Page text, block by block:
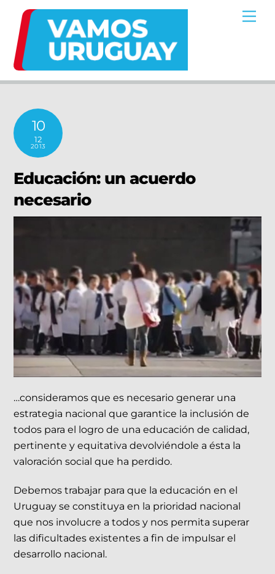
content
10
12
2013
Educación: un acuerdo
necesario
…consideramos que es necesario generar una
estrategia nacional que garantice la inclusión de
todos para el logro de una educación de calidad,
pertinente y equitativa devolviéndole a ésta la
valoración social que ha perdido.
Debemos trabajar para que la educación en el
Uruguay se constituya en la prioridad nacional
que nos involucre a todos y nos permita superar
las dificultades existentes a fin de impulsar el
desarrollo nacional.